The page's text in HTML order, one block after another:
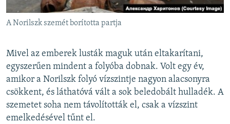
A Norilszk szemét borította partja
Mivel az emberek lusták maguk után eltakarítani,
egyszerűen mindent a folyóba dobnak. Volt egy év,
amikor a Norilszk folyó vízszintje nagyon alacsonyra
csökkent, és láthatóvá vált a sok beledobált hulladék. A
szemetet soha nem távolították el, csak a vízszint
emelkedésével tűnt el.